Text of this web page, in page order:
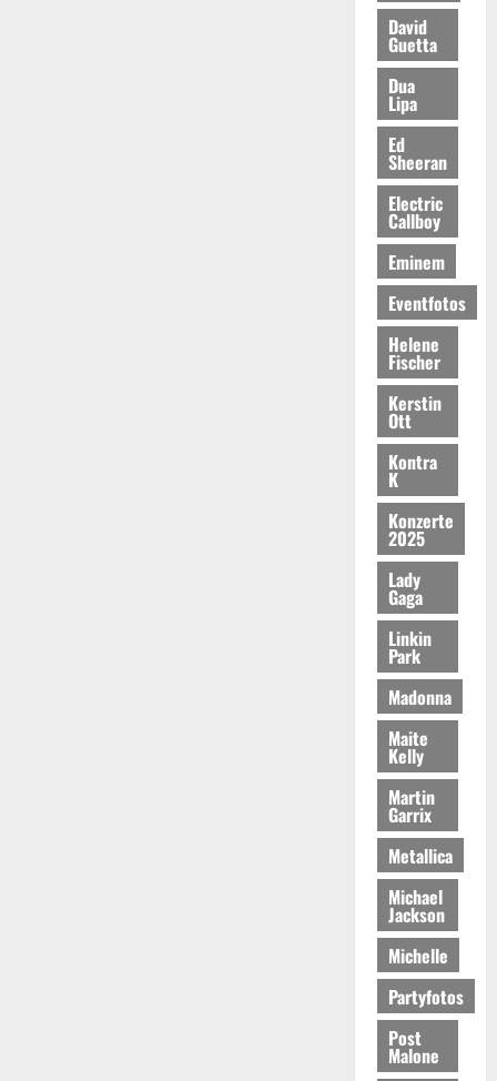
David
Guetta
Dua
Lipa
Ed
Sheeran
Electric
Callboy
Eminem
Eventfotos
Helene
Fischer
Kerstin
Ott
Kontra
K
Konzerte
2025
Lady
Gaga
Linkin
Park
Madonna
Maite
Kelly
Martin
Garrix
Metallica
Michael
Jackson
Michelle
Partyfotos
Post
Malone